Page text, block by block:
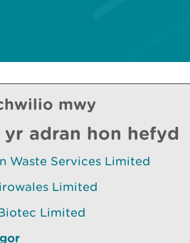
mwy
yr adran hon hefyd
Waste Services Limited
Limited
Limited